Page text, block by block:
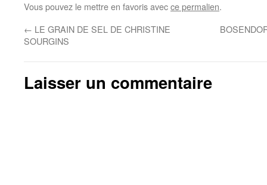
Vous pouvez le mettre en favoris avecce permalien.
← LE GRAIN DE SEL DE CHRISTINE
SOURGINS
Laisser un commentaire